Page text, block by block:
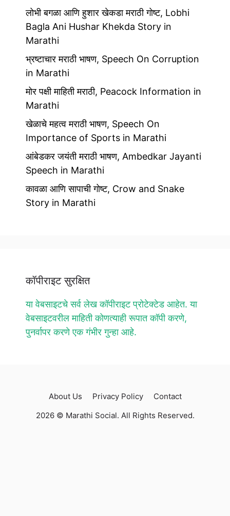
लोभी बगळा आणि हुशार खेकडा मराठी गोष्ट, Lobhi
Bagla Ani Hushar Khekda Story in
Marathi
भ्रष्टाचार मराठी भाषण, Speech On Corruption
in Marathi
मोर पक्षी माहिती मराठी, Peacock Information in
Marathi
खेळाचे महत्व मराठी भाषण, Speech On
Importance of Sports in Marathi
आंबेडकर जयंती मराठी भाषण, Ambedkar Jayanti
Speech in Marathi
कावळा आणि सापाची गोष्ट, Crow and Snake
Story in Marathi
कॉपीराइट सुरक्षित
या वेबसाइटचे सर्व लेख कॉपीराइट प्रोटेक्टेड आहेत. या
वेबसाइटवरील माहिती कोणत्याही रूपात कॉपी करणे,
पुनर्वापर करणे एक गंभीर गुन्हा आहे.
About Us Privacy Policy
Contact
2026 © Marathi Social. All Rights Reserved.